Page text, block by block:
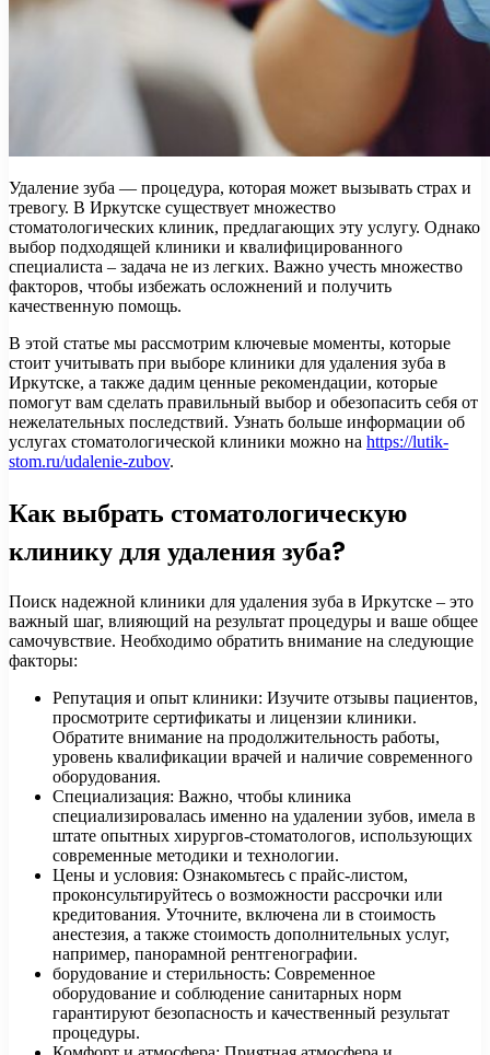
Удаление зуба — процедура, которая может вызывать страх и
тревогу. В Иркутске существует множество
стоматологических клиник, предлагающих эту услугу. Однако
выбор подходящей клиники и квалифицированного
специалиста – задача не из легких. Важно учесть множество
факторов, чтобы избежать осложнений и получить
качественную помощь.
В этой статье мы рассмотрим ключевые моменты, которые
стоит учитывать при выборе клиники для удаления зуба в
Иркутске, а также дадим ценные рекомендации, которые
помогут вам сделать правильный выбор и обезопасить себя от
нежелательных последствий. Узнать больше информации об
услугах стоматологической клиники можно на https://lutik-
stom.ru/udalenie-zubov.
Как выбрать стоматологическую
клинику для удаления зуба?
Поиск надежной клиники для удаления зуба в Иркутске – это
важный шаг, влияющий на результат процедуры и ваше общее
самочувствие. Необходимо обратить внимание на следующие
факторы:
Репутация и опыт клиники: Изучите отзывы пациентов,
просмотрите сертификаты и лицензии клиники.
Обратите внимание на продолжительность работы,
уровень квалификации врачей и наличие современного
оборудования.
Специализация: Важно, чтобы клиника
специализировалась именно на удалении зубов, имела в
штате опытных хирургов-стоматологов, использующих
современные методики и технологии.
Цены и условия: Ознакомьтесь с прайс-листом,
проконсультируйтесь о возможности рассрочки или
кредитования. Уточните, включена ли в стоимость
анестезия, а также стоимость дополнительных услуг,
например, панорамной рентгенографии.
борудование и стерильность: Современное
оборудование и соблюдение санитарных норм
гарантируют безопасность и качественный результат
процедуры.